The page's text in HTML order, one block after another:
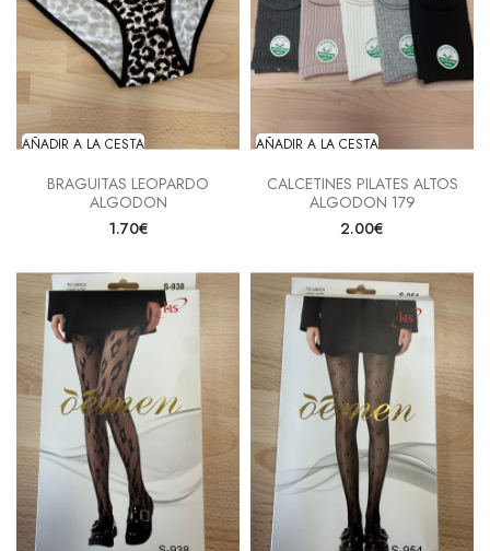
AÑADIR A LA CESTA
BRAGUITAS LEOPARDO
ALGODON
1.70€
AÑADIR A LA CESTA
CALCETINES PILATES ALTOS
ALGODON 179
2.00€